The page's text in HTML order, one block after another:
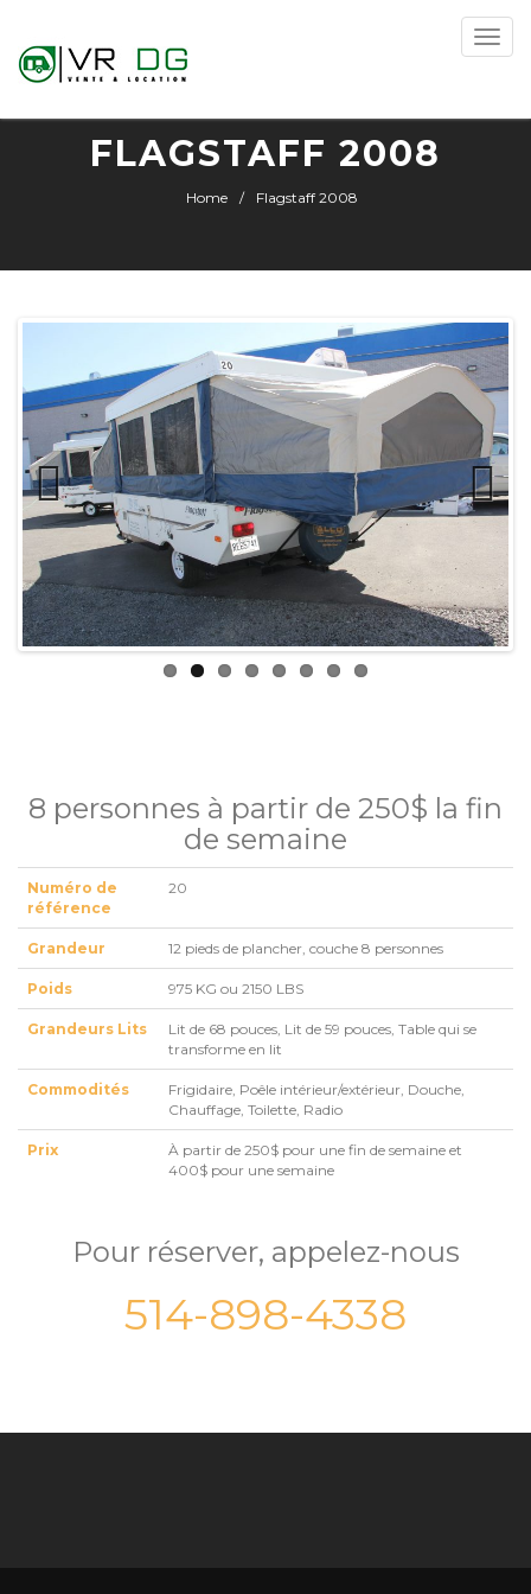
Toggle
FLAGSTAFF 2008
Home Flagstaff 2008
Previous Next
8 personnes à partir de 250$ la fin
de semaine
Numéro de
référence
20
Grandeur 12 pieds de plancher, couche 8 personnes
Poids 975 KG ou 2150 LBS
Grandeurs Lits
Lit de 68 pouces, Lit de 59 pouces, Table qui se
transforme en lit
Commodités
Frigidaire, Poêle intérieur/extérieur, Douche,
Chauffage, Toilette, Radio
Prix
À partir de 250$ pour une fin de semaine et
400$ pour une semaine
Pour réserver, appelez-nous
514-898-4338